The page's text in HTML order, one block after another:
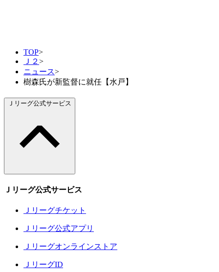
TOP>
Ｊ２ >
ニュース>
樹森氏が新監督に就任【水戸】
Ｊリーグ公式サービス
Ｊリーグ公式サービス
Ｊリーグチケット
Ｊリーグ公式アプリ
Ｊリーグオンラインストア
ＪリーグID